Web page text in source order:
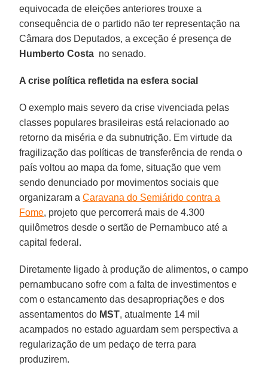
equivocada de eleições anteriores trouxe a
consequência de o partido não ter representação na
Câmara dos Deputados, a exceção é presença de
Humberto Costa no senado.
A crise política refletida na esfera social
O exemplo mais severo da crise vivenciada pelas
classes populares brasileiras está relacionado ao
retorno da miséria e da subnutrição. Em virtude da
fragilização das políticas de transferência de renda o
país voltou ao mapa da fome, situação que vem
sendo denunciado por movimentos sociais que
organizaram aCaravana do Semiárido contra a
Fome, projeto que percorrerá mais de 4.300
quilômetros desde o sertão de Pernambuco até a
capital federal.
Diretamente ligado à produção de alimentos, o campo
pernambucano sofre com a falta de investimentos e
com o estancamento das desapropriações e dos
assentamentos do MST, atualmente 14 mil
acampados no estado aguardam sem perspectiva a
regularização de um pedaço de terra para
produzirem.